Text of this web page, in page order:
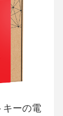
キーの電